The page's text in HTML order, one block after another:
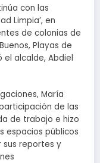
con las
Limpia’, en
de colonias de
Playas de
el alcalde, Abdiel
María
de las
de trabajo e hizo
espacios públicos
sus reportes y